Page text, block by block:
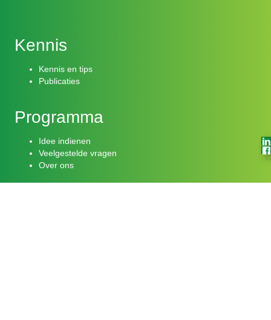
Kennis
Kennis en tips
Publicaties
Programma
Idee indienen
Veelgestelde vragen
Over ons